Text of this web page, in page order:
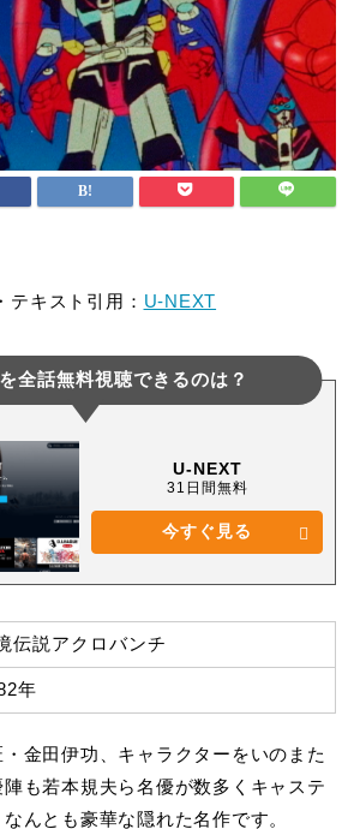
テキスト引用： U-NEXT
全話無料視聴できるのは？
U-NEXT
31日間無料
今すぐ見る
伝説アクロバンチ
年
金田伊功、キャラクターをいのまた
も若本規夫ら名優が数多くキャステ
んとも豪華な隠れた名作です。